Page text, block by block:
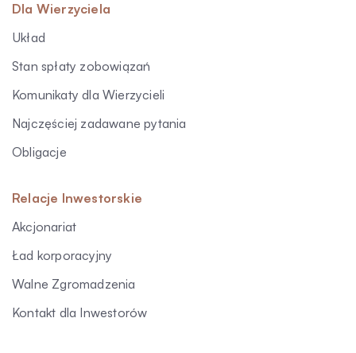
Dla Wierzyciela
Układ
Stan spłaty zobowiązań
Komunikaty dla Wierzycieli
Najczęściej zadawane pytania
Obligacje
Relacje Inwestorskie
Akcjonariat
Ład korporacyjny
Walne Zgromadzenia
Kontakt dla Inwestorów